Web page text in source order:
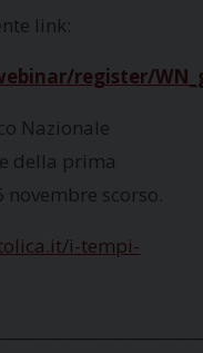
link:
register/
Nazionale
della prima
scorso.
i-tempi-